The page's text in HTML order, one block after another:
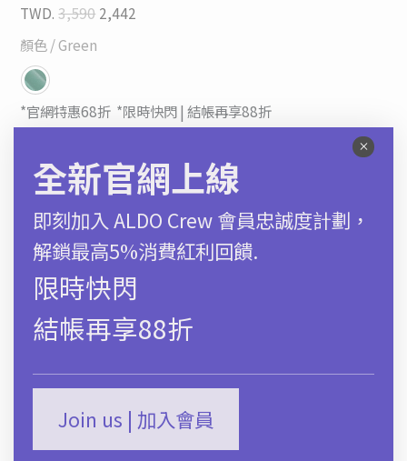
全新官網上線
即刻加入 ALDO Crew 會員忠誠度計劃，
解鎖最高5%消費紅利回饋.
限時快閃
結帳再享88折
Join us | 加入會員
TWD. 3,590 2,442
顏色/ Green
*官網特惠68折 *限時快閃 | 結帳再享88折
加入購物袋
尺碼對照表
商品描述
運送及售後服務